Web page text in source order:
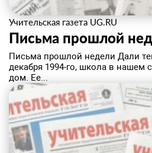
Учительская газета UG.RU
Письма прошлой
Письма прошлой недели Дали
декабря 1994-го, школа в нашем
дом. Ее...